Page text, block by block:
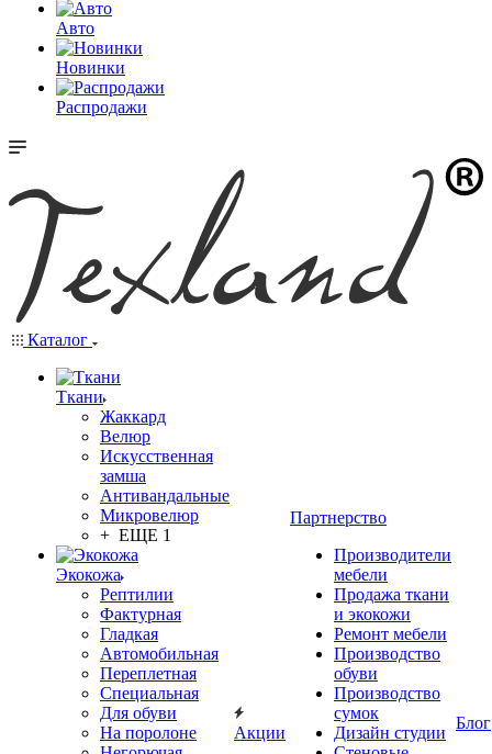
Авто
Новинки
Распродажи
Каталог
Ткани
Жаккард
Велюр
Искусственная
замша
Антивандальные
Микровелюр
+ ЕЩЕ 1
Экокожа
Рептилии
Фактурная
Гладкая
Автомобильная
Переплетная
Специальная
Для обуви
На поролоне
Акции
Партнерство
Производители
мебели
Продажа ткани
и экокожи
Ремонт мебели
Производство
обуви
Производство
сумок
Дизайн студии
Блог